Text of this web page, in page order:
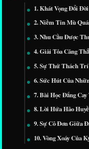
1. Khát Vọng Đổi
2. Niềm Tin Mù
3. Nhu Cầu Được
4. Giải Tỏa Căng
5. Sự Thử Thách
6. Sức Hút Của
7. Bài Học Đắng
8. Lời Hứa Hão
9. Sự Cô Đơn Giữa
10. Vòng Xoáy Của